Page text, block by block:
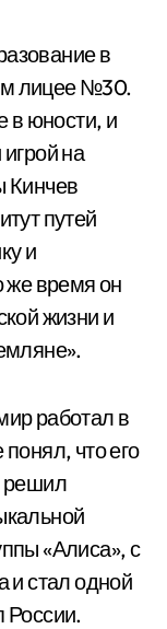
в
лицее №30.
в юности, и
на
Кинчев
путей
и
же время он
жизни и
работал в
что его
решил
«Алиса», с
и стал одной
России.